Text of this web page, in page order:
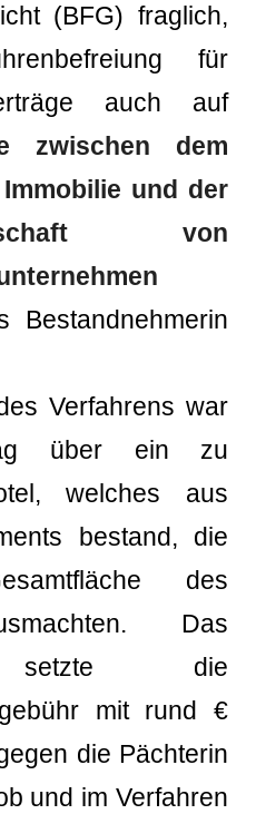
(BFG) fraglich,
für
auch auf
zwischen dem
und der
von
Bestandnehmerin
Verfahrens war
über ein zu
welches aus
bestand, die
des
Das
setzte die
mit rund €
die Pächterin
und im Verfahren